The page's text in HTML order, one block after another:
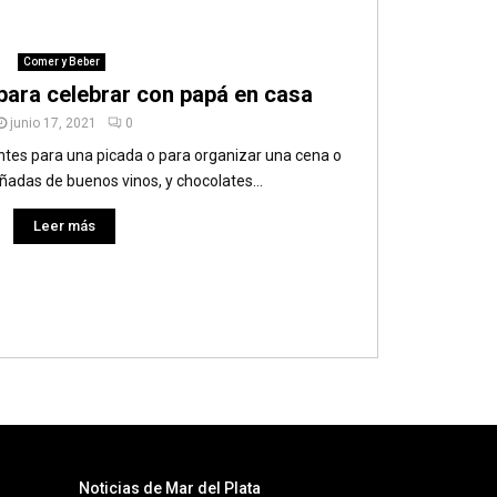
Comer y Beber
celebrar con papá en casa
junio 17, 2021 0
para una picada o para organizar una cena o
de buenos vinos, y chocolates...
Leer más
Noticias de Mar del Plata